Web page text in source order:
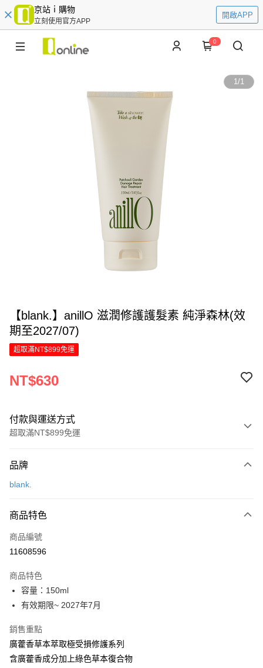
京站ｉ購物
立刻使用官方APP
開啟APP
0
1/1
【blank.】anillO 滋潤修護護髮素 純淨森林(效
期至2027/07)
超取滿NT$899免運
NT$630
付款與運送方式
超取滿NT$899免運
信用卡一次付款
Apple Pay
街口支付
Google Pay
全盈+PAY
大哥付你分期
相關說明
1.本服務由台灣大哥大提供，台灣大哥大用戶可立即使用無須另外申請。
AFTEE先享後付
品牌
blank.
商品特色
商品編號
11608596
商品特色
容量：150ml
有效期限~ 2027年7月
銷售重點
廣藿香草本萃取極受損修護系列
含廣藿香成分加上綠色草本復合物